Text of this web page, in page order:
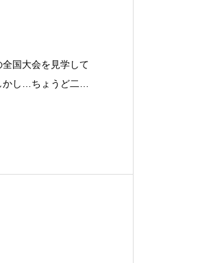
国大会を見学して
し…ちょうど二十